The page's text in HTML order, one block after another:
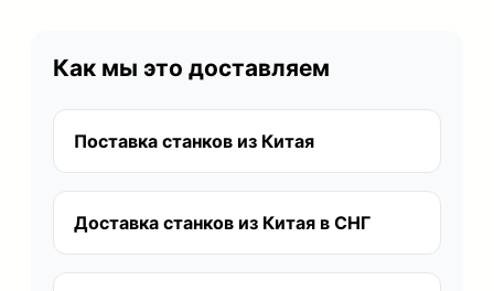
Как мы это доставляем
Поставка станков из Китая
Доставка станков из Китая в СНГ